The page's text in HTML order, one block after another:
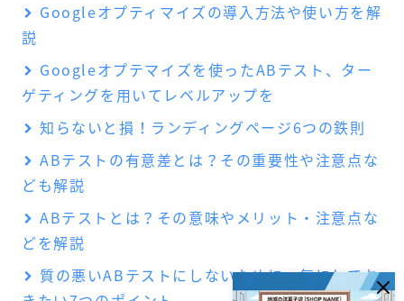
Googleオプティマイズの導入方法や使い方を解
説
Googleオプテマイズを使ったABテスト、ター
ゲティングを用いてレベルアップを
知らないと損！ランディングページ6つの鉄則
ABテストの有意差とは？その重要性や注意点な
ども解説
ABテストとは？その意味やメリット・注意点な
どを解説
質の悪いABテストにしないために、気にしてお